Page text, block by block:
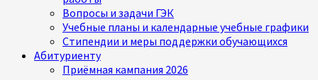
Вопросы и задачи ГЭК
Учебные планы и календарные учебные графики
Стипендии и меры поддержки обучающихся
Абитуриенту
Приёмная кампания 2026